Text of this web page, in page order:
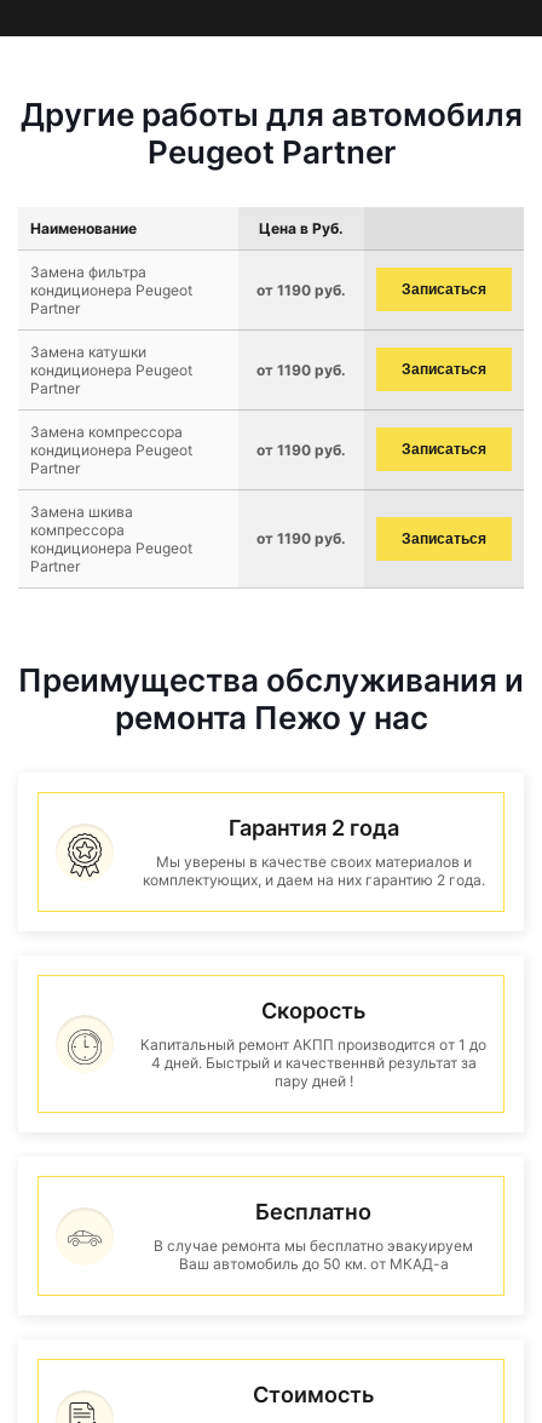
Другие работы для автомобиля
Peugeot Partner
Наименование Цена в Руб.
Замена фильтра
кондиционера Peugeot
Partner
от 1190 руб. Записаться
Замена катушки
кондиционера Peugeot
Partner
от 1190 руб. Записаться
Замена компрессора
кондиционера Peugeot
Partner
от 1190 руб. Записаться
Замена шкива
компрессора
кондиционера Peugeot
Partner
от 1190 руб. Записаться
Преимущества обслуживания и
ремонта Пежо у нас
Гарантия 2 года
Мы уверены в качестве своих материалов и
комплектующих, и даем на них гарантию 2 года.
Скорость
Капитальный ремонт АКПП производится от 1 до
4 дней. Быстрый и качественнвй результат за
пару дней !
Бесплатно
В случае ремонта мы бесплатно эвакуируем
Ваш автомобиль до 50 км. от МКАД-а
Стоимость